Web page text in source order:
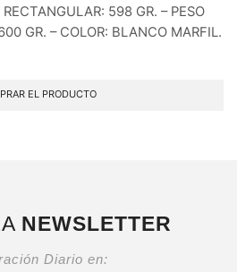
598 GR. – PESO
GR. – COLOR: BLANCO MARFIL.
EL PRODUCTO
NEWSLETTER
Diario en: